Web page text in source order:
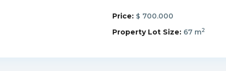
Price: $ 700.000
Property Lot Size: 67 m2